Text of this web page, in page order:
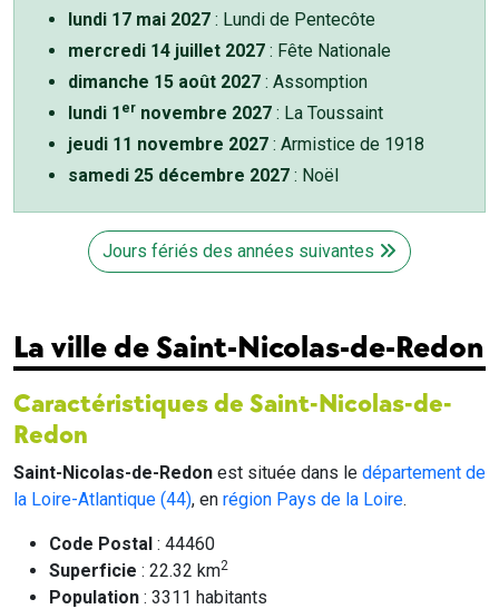
lundi 17 mai 2027 : Lundi de Pentecôte
mercredi 14 juillet 2027 : Fête Nationale
dimanche 15 août 2027 : Assomption
lundi 1 er novembre 2027 : La Toussaint
jeudi 11 novembre 2027 : Armistice de 1918
samedi 25 décembre 2027 : Noël
Jours fériés des années suivantes
La ville de Saint-Nicolas-de-Redon
Caractéristiques de Saint-Nicolas-de-
Redon
Saint-Nicolas-de-Redon est située dans le département de
la Loire-Atlantique (44), en région Pays de la Loire.
Code Postal : 44460
Superficie : 22.32 km2
Population : 3311 habitants